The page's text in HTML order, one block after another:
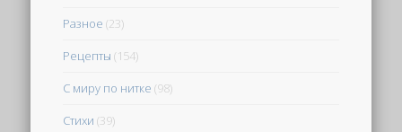
Разное (23)
Рецепты (154)
С миру по нитке (98)
Стихи (39)